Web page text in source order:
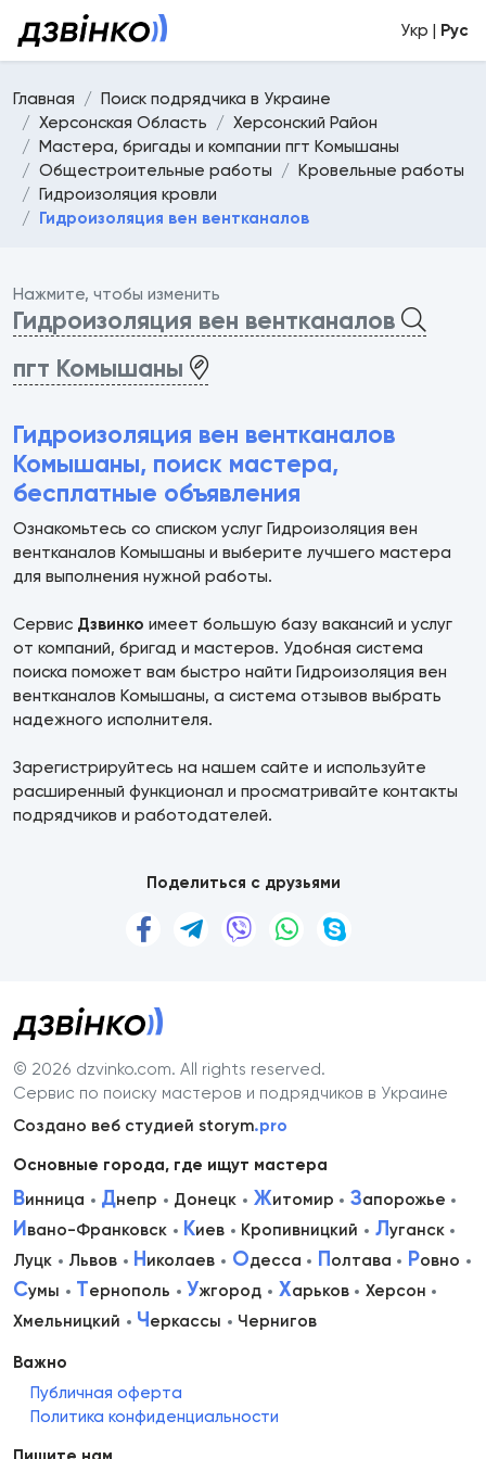
Укр | Рус
Главная
Поиск подрядчика в Украине
Херсонская Область
Херсонский Район
Мастера, бригады и компании пгт Комышаны
Общестроительные работы
Кровельные работы
Гидроизоляция кровли
Гидроизоляция вен вентканалов
Нажмите, чтобы изменить
Гидроизоляция вен вентканалов
пгт Комышаны
Гидроизоляция вен вентканалов
Комышаны, поиск мастера,
бесплатные объявления
Ознакомьтесь со списком услуг Гидроизоляция вен
вентканалов Комышаны и выберите лучшего мастера
для выполнения нужной работы.
Сервис Дзвинко имеет большую базу вакансий и услуг
от компаний, бригад и мастеров. Удобная система
поиска поможет вам быстро найти Гидроизоляция вен
вентканалов Комышаны, а система отзывов выбрать
надежного исполнителя.
Зарегистрируйтесь на нашем сайте и используйте
расширенный функционал и просматривайте контакты
подрядчиков и работодателей.
Поделиться с друзьями
© 2026 dzvinko.com. All rights reserved.
Сервис по поиску мастеров и подрядчиков в Украине
Создано веб студией storym.pro
Основные города, где ищут мастера
Винница Днепр Донецк Житомир Запорожье
Ивано-Франковск Киев Кропивницкий Луганск
Луцк
Львов Николаев Одесса Полтава Ровно
Сумы Тернополь Ужгород Харьков
Херсон
Хмельницкий
Черкассы Чернигов
Важно
Публичная оферта
Политика конфиденциальности